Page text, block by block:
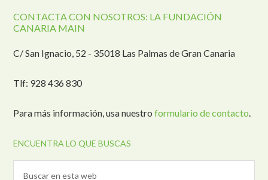
CONTACTA CON NOSOTROS: LA FUNDACIÓN
CANARIA MAIN
C/ San Ignacio, 52 - 35018 Las Palmas de Gran Canaria
Tlf: 928 436 830
Para más información, usa nuestroformulario de contacto.
ENCUENTRA LO QUE BUSCAS